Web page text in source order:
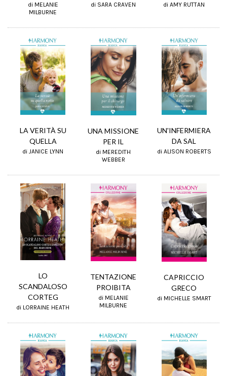
di MELANIE
MILBURNE
di SARA CRAVEN di AMY RUTTAN
LA VERITÀ SU
QUELLA
di JANICE LYNN
UNA MISSIONE
PER IL
di MEREDITH
WEBBER
UN'INFERMIERA
DA SAL
di ALISON ROBERTS
LO
SCANDALOSO
CORTEG
di LORRAINE HEATH
TENTAZIONE
PROIBITA
di MELANIE
MILBURNE
CAPRICCIO
GRECO
di MICHELLE SMART